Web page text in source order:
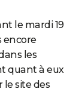
le mardi 19
encore
les
quant à eux
site des